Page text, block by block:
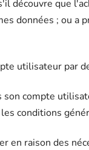
découvre que
données ; ou a
utilisateur par
compte
conditions
raison des